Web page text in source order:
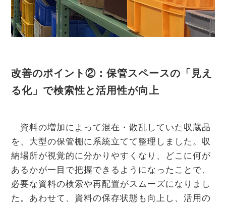
改善のポイント②：保管スペースの「見え
る化」で検索性と活用性が向上
資料の増加によって混在・散乱していた収蔵品
を、大型の保管棚に系統立てて整理しました。収
納場所が視覚的に分かりやすくなり、どこに何が
あるかが一目で把握できるようになったことで、
必要な資料の検索や再配置がスムーズになりまし
た。あわせて、資料の保存状態も向上し、活用の